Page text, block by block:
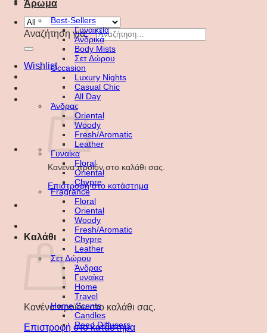
Αναζήτηση για:
Wishlist
Κανένα προϊόν στο καλάθι σας.
Επιστροφή στο κατάστημα
Καλάθι
Κανένα προϊόν στο καλάθι σας.
Επιστροφή στο κατάστημα
Άρωμα
Best-Sellers
Γυναικεία
Ανδρικά
Body Mists
Σετ Δώρου
Occasion
Luxury Nights
Casual Chic
All Day
Άνδρας
Oriental
Woody
Fresh/Aromatic
Leather
Γυναίκα
Floral
Oriental
Chypre
Fragrance
Floral
Oriental
Woody
Fresh/Aromatic
Chypre
Leather
Σετ Δώρου
Άνδρας
Γυναίκα
Home
Travel
Home Scents
Candles
Reed Diffusers